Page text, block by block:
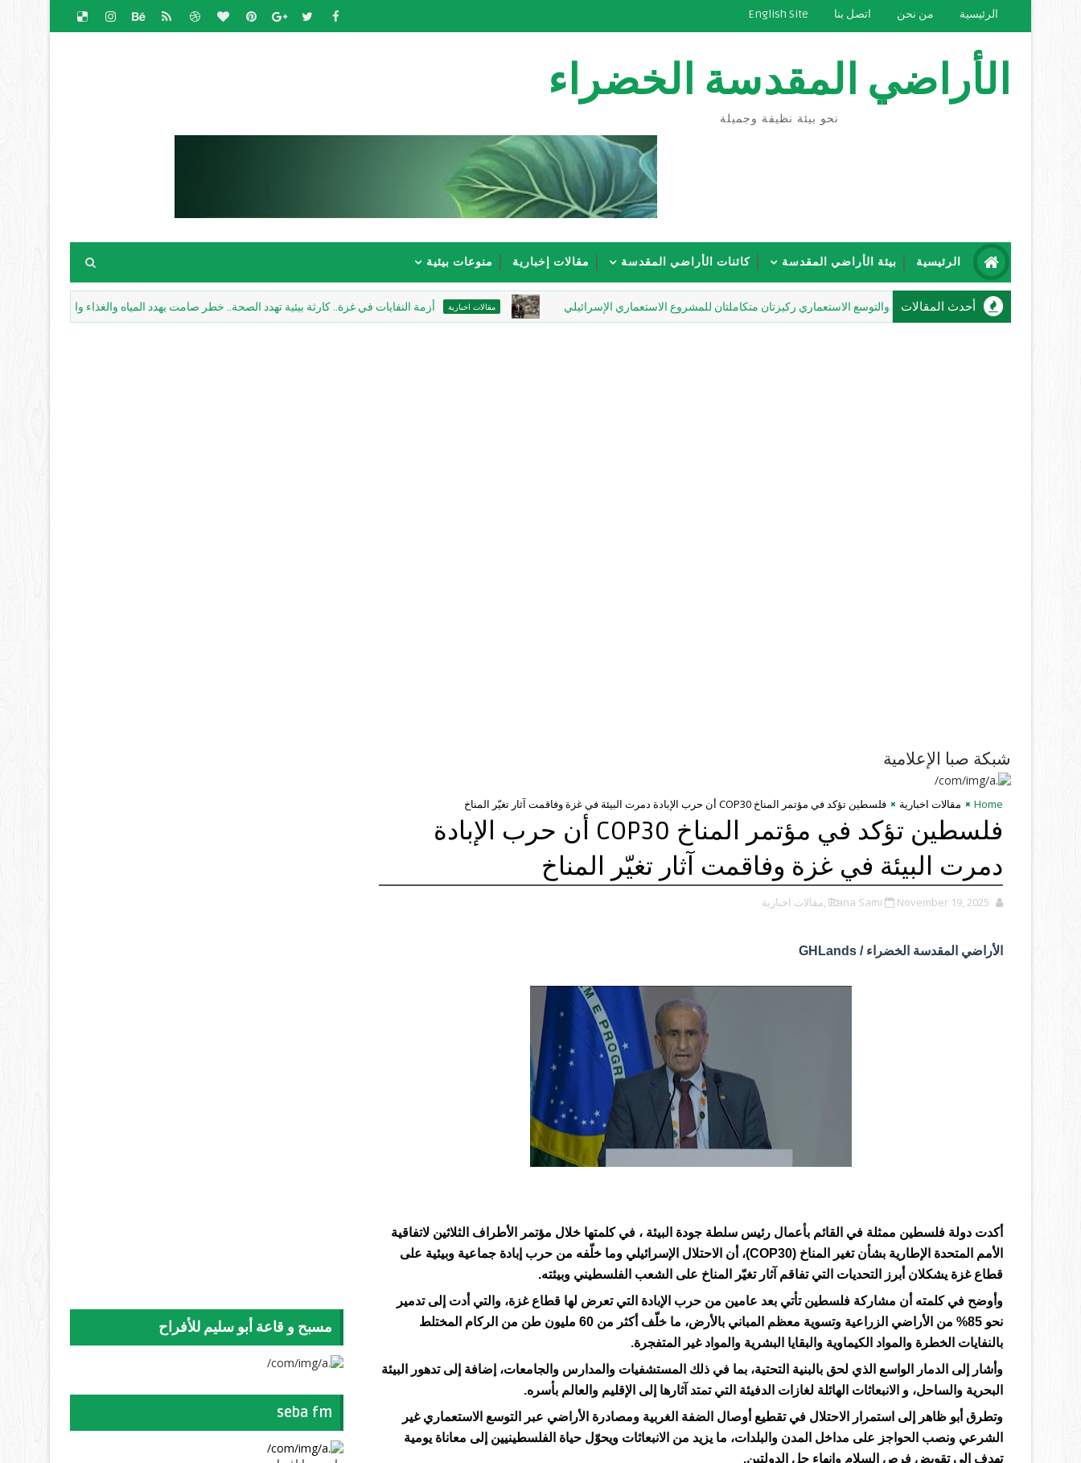
الرئيسية من نحن اتصل بنا English Site
الأراضي المقدسة الخضراء
نحو بيئة نظيفة وجميلة
الرئيسية بيئة الأراضي المقدسة كائنات الأراضي المقدسة مقالات إخبارية منوعات بيئية
أحدث المقالات
شاهين: إرهاب المستعمرين والتوسع الاستعماري ركيزتان متكاملتان للمشروع الاستعماري الإسرائيلي مقالات اخبارية أزمة النفايات في غزة.. كارثة بيئية تهدد الصحة.. خطر صامت يهدد المياه والغذاء والإنسان
شبكة صبا الإعلامية
Home مقالات اخبارية فلسطين تؤكد في مؤتمر المناخ COP30 أن حرب الإبادة دمرت البيئة في غزة وفاقمت آثار تغيّر المناخ
فلسطين تؤكد في مؤتمر المناخ COP30 أن حرب الإبادة
دمرت البيئة في غزة وفاقمت آثار تغيّر المناخ
Rana Sami November 19, 2025 ,مقالات اخبارية
الأراضي المقدسة الخضراء / GHLands
أكدت دولة فلسطين ممثلة في القائم بأعمال رئيس سلطة جودة البيئة ، في كلمتها خلال مؤتمر الأطراف الثلاثين لاتفاقية
الأمم المتحدة الإطارية بشأن تغير المناخ (COP30)، أن الاحتلال الإسرائيلي وما خلّفه من حرب إبادة جماعية وبيئية على
قطاع غزة يشكلان أبرز التحديات التي تفاقم آثار تغيّر المناخ على الشعب الفلسطيني وبيئته.
وأوضح في كلمته أن مشاركة فلسطين تأتي بعد عامين من حرب الإبادة التي تعرض لها قطاع غزة، والتي أدت إلى تدمير
نحو 85% من الأراضي الزراعية وتسوية معظم المباني بالأرض، ما خلّف أكثر من 60 مليون طن من الركام المختلط
بالنفايات الخطرة والمواد الكيماوية والبقايا البشرية والمواد غير المتفجرة.
وأشار إلى الدمار الواسع الذي لحق بالبنية التحتية، بما في ذلك المستشفيات والمدارس والجامعات، إضافة إلى تدهور البيئة
البحرية والساحل، و الانبعاثات الهائلة لغازات الدفيئة التي تمتد آثارها إلى الإقليم والعالم بأسره.
وتطرق أبو ظاهر إلى استمرار الاحتلال في تقطيع أوصال الضفة الغربية ومصادرة الأراضي عبر التوسع الاستعماري غير
الشرعي ونصب الحواجز على مداخل المدن والبلدات، ما يزيد من الانبعاثات ويحوّل حياة الفلسطينيين إلى معاناة يومية
تهدف إلى تقويض فرص السلام وإنهاء حل الدولتين.
مسبح و قاعة أبو سليم للأفراح
seba fm